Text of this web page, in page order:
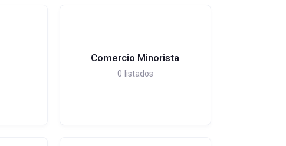
Comercio Minorista
0 listados